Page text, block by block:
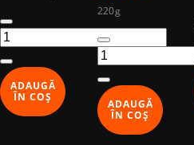
Cantitate
Shrimps
Tempura
ADAUGĂ
ÎN COȘ
220g
Cantitate
Chicken
Sweet
Chilli
ADAUGĂ
ÎN COȘ